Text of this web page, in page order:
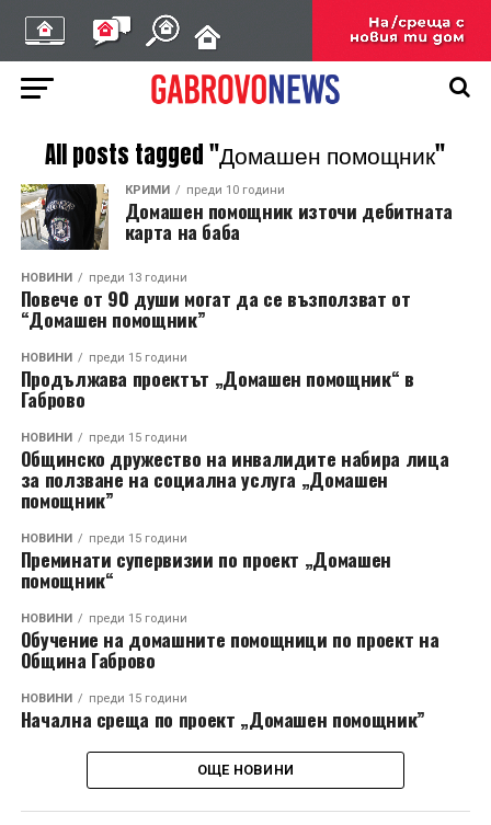
All posts tagged "Домашен помощник"
КРИМИ преди 10 години
Домашен помощник източи дебитната
карта на баба
НОВИНИ преди 13 години
Повече от 90 души могат да се възползват от
“Домашен помощник”
НОВИНИ преди 15 години
Продължава проектът „Домашен помощник“ в
Габрово
НОВИНИ преди 15 години
Общинско дружество на инвалидите набира лица
за ползване на социална услуга „Домашен
помощник”
НОВИНИ преди 15 години
Преминати супервизии по проект „Домашен
помощник“
НОВИНИ преди 15 години
Обучение на домашните помощници по проект на
Община Габрово
НОВИНИ преди 15 години
Начална среща по проект „Домашен помощник”
ОЩЕ НОВИНИ